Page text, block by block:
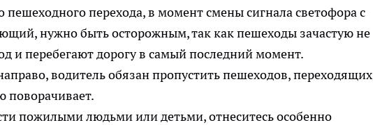
пешеходного перехода, в момент смены сигнала светофора с
нужно быть осторожным, так как пешеходы зачастую не
и перебегают дорогу в самый последний момент.
водитель обязан пропустить пешеходов, переходящих
поворачивает.
пожилыми людьми или детьми, отнеситесь особенно